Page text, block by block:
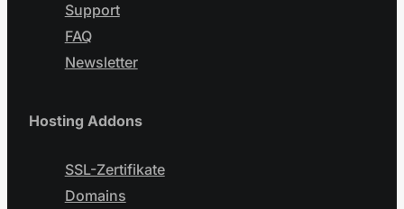
Support
FAQ
Newsletter
Hosting Addons
SSL-Zertifikate
Domains